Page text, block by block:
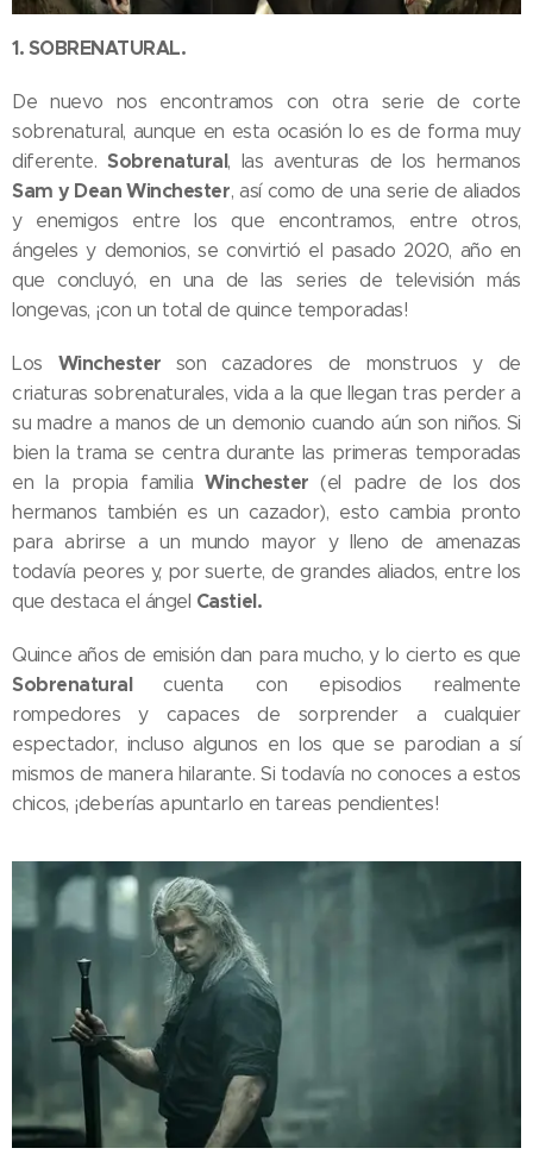
1. SOBRENATURAL.
De nuevo nos encontramos con otra serie de corte
sobrenatural, aunque en esta ocasión lo es de forma muy
diferente. Sobrenatural, las aventuras de los hermanos
Sam y Dean Winchester, así como de una serie de aliados
y enemigos entre los que encontramos, entre otros,
ángeles y demonios, se convirtió el pasado 2020, año en
que concluyó, en una de las series de televisión más
longevas, ¡con un total de quince temporadas!
Los Winchester son cazadores de monstruos y de
criaturas sobrenaturales, vida a la que llegan tras perder a
su madre a manos de un demonio cuando aún son niños. Si
bien la trama se centra durante las primeras temporadas
en la propia familiaWinchester(el padre de los dos
hermanos también es un cazador), esto cambia pronto
para abrirse a un mundo mayor y lleno de amenazas
todavía peores y, por suerte, de grandes aliados, entre los
que destaca el ángel Castiel.
Quince años de emisión dan para mucho, y lo cierto es que
Sobrenaturalcuenta con episodios realmente
rompedores y capaces de sorprender a cualquier
espectador, incluso algunos en los que se parodian a sí
mismos de manera hilarante. Si todavía no conoces a estos
chicos, ¡deberías apuntarlo en tareas pendientes!